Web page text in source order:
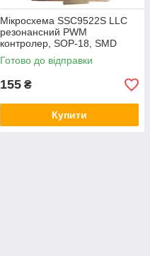
Мікросхема SSC9522S LLC
резонансний PWM
контролер, SOP-18, SMD
Готово до відправки
155 ₴
Купити